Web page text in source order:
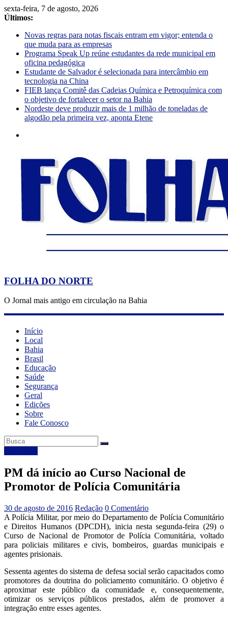
sexta-feira, 7 de agosto, 2026
Últimos:
Novas regras para notas fiscais entram em vigor; entenda o
que muda para as empresas
Programa Speak Up reúne estudantes da rede municipal em
oficina pedagógica
Estudante de Salvador é selecionada para intercâmbio em
tecnologia na China
FIEB lança Comitê das Cadeias Química e Petroquímica com
o objetivo de fortalecer o setor na Bahia
Nordeste deve produzir mais de 1 milhão de toneladas de
algodão pela primeira vez, aponta Etene
FOLHA DO NORTE
O Jornal mais antigo em circulação na Bahia
Início
Local
Bahia
Brasil
Educação
Saúde
Segurança
Geral
Edições
Sobre
Fale Conosco
PM dá início ao Curso Nacional de
Promotor de Polícia Comunitária
30 de agosto de 2016 Redação 0 Comentário
A Polícia Militar, por meio do Departamento de Polícia Comunitário
e Direitos Humanos (DPCDH), inicia nesta segunda-feira (29) o
Curso de Nacional de Promotor de Polícia Comunitária, voltado
para policiais militares e civis, bombeiros, guardas municipais e
agentes prisionais.
Sessenta agentes do sistema de defesa social serão capacitados como
promotores da doutrina do policiamento comunitário. O objetivo é
aproximar este público da comunidade e, consequentemente,
otimizar os serviços públicos prestados, além de promover a
integração entre esses agentes.